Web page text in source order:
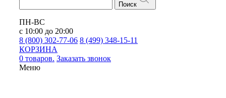
Поиск
ПН-ВС
с 10:00 до 20:00
8 (800) 302-77-06 8 (499) 348-15-11
КОРЗИНА
0 товаров. Заказать звонок
Меню